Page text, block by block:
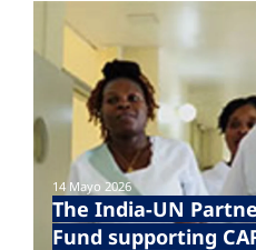
14 Mayo 2026
The India-UN
Fund supporting